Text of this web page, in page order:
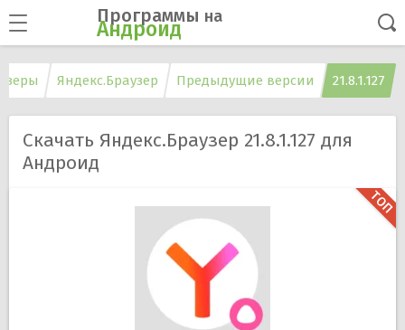
Программы на
Андроид
Яндекс.Браузер Предыдущие версии 21.8.1.127
Скачать Яндекс.Браузер 21.8.1.127 для
Андроид